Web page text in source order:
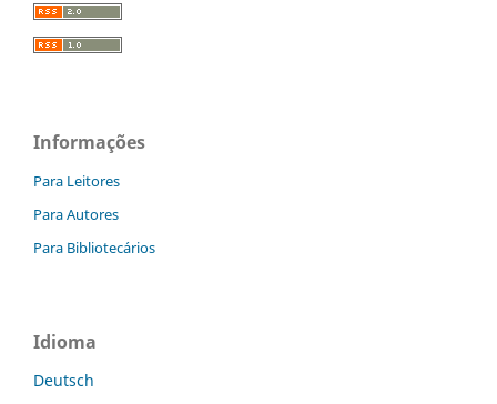
Informações
Para Leitores
Para Autores
Para Bibliotecários
Idioma
Deutsch